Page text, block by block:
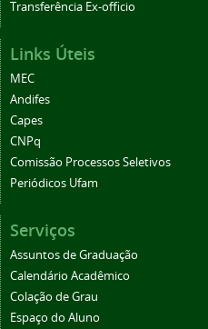
Transferência Ex-officio
Links Úteis
MEC
Andifes
Capes
CNPq
Comissão Processos Seletivos
Periódicos Ufam
Serviços
Assuntos de Graduação
Calendário Acadêmico
Colação de Grau
Espaço do Aluno